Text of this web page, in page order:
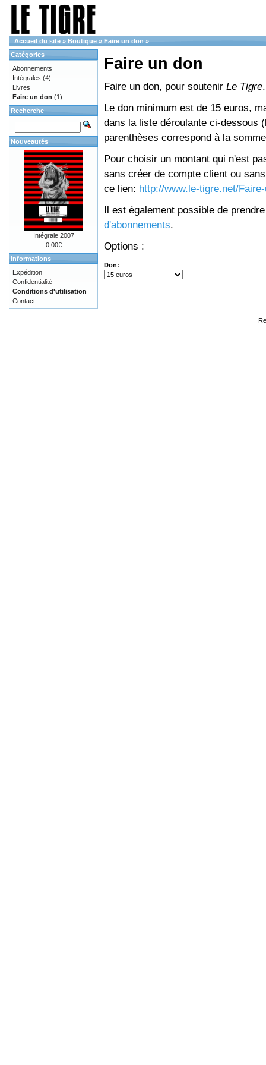
Accueil du site » Boutique » Faire un don »
Faire un don
Faire un don, pour soutenir Le Tigre.
Le don minimum est de 15 euros,
dans la liste déroulante ci-dessous
parenthèses correspond à la
Pour choisir un montant qui n'est
sans créer de compte client ou
ce lien: http://www.le-tigre.net/
Il est également possible de
d'abonnements.
Options :
Don:
Catégories
Abonnements
Intégrales (4)
Livres
Faire un don (1)
Recherche
Nouveautés
Intégrale 2007
0,00€
Informations
Expédition
Confidentialité
Conditions d'utilisation
Contact